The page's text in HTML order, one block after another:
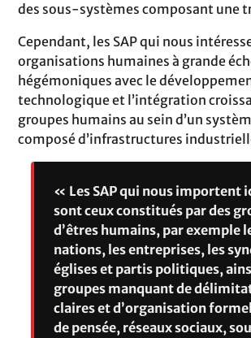
des sous-systèmes composant une
Cependant, les SAP qui nous
organisations humaines à grande
hégémoniques avec le
technologique et l’intégration
groupes humains au sein d’un
composé d’infrastructures
« Les SAP qui nous importent
sont ceux constitués par des
d’êtres humains, par exemple
nations, les entreprises, les
églises et partis politiques,
groupes manquant de
claires et d’organisation
de pensée, réseaux sociaux,